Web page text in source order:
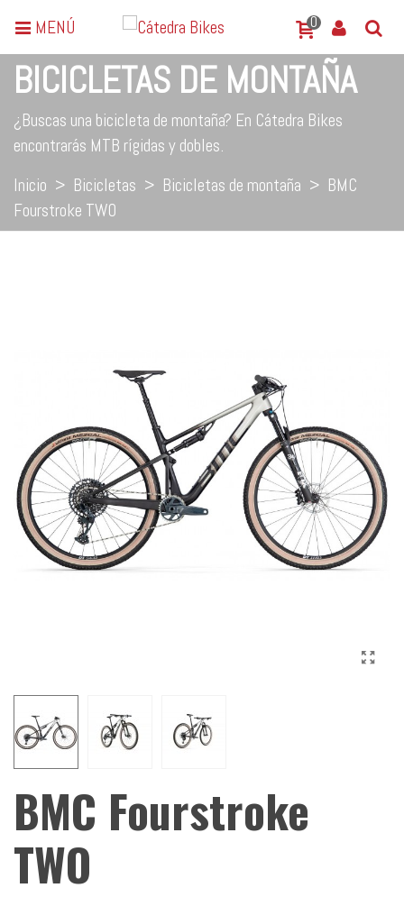
MENÚ 0
BICICLETAS DE MONTAÑA
¿Buscas una bicicleta de montaña? En Cátedra Bikes
encontrarás MTB rígidas y dobles.
Inicio > Bicicletas > Bicicletas de montaña > BMC
Fourstroke TWO
BMC Fourstroke
TWO